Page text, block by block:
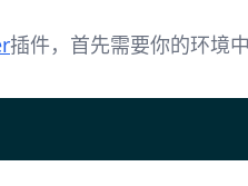
插件，首先需要你的环境